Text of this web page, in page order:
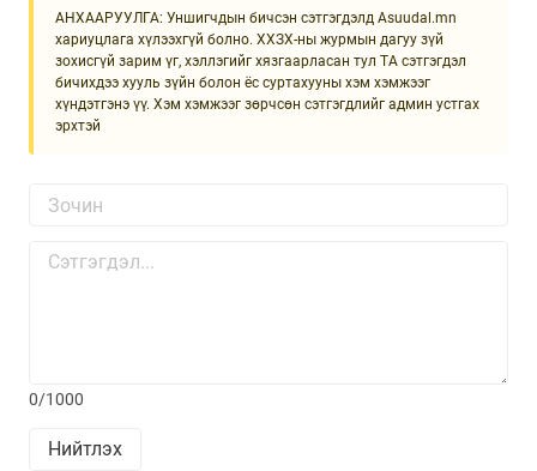
АНХААРУУЛГА: Уншигчдын бичсэн сэтгэгдэлд Asuudal.mn
хариуцлага хүлээхгүй болно. ХХЗХ-ны журмын дагуу зүй
зохисгүй зарим үг, хэллэгийг хязгаарласан тул ТА сэтгэгдэл
бичихдээ хууль зүйн болон ёс суртахууны хэм хэмжээг
хүндэтгэнэ үү. Хэм хэмжээг зөрчсөн сэтгэгдлийг админ устгах
эрхтэй
0/1000
Нийтлэх